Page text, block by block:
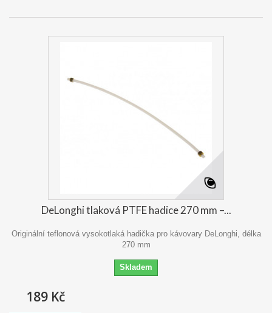
DeLonghi tlaková PTFE hadice 270 mm –...
Originální teflonová vysokotlaká hadička pro kávovary DeLonghi, délka
270 mm
Skladem
189 Kč